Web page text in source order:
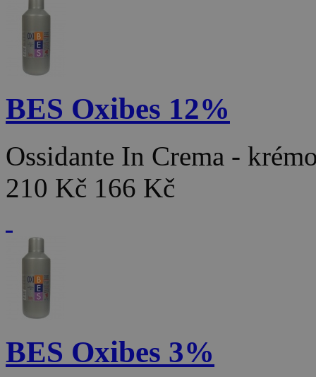
BES Oxibes 12%
Ossidante In Crema -
210 Kč 166 Kč
BES Oxibes 3%